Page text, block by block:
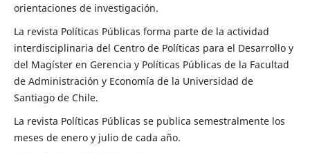
orientaciones de investigación.
La revista Políticas Públicas forma parte de la actividad
interdisciplinaria del Centro de Políticas para el Desarrollo y
del Magíster en Gerencia y Políticas Públicas de la Facultad
de Administración y Economía de la Universidad de
Santiago de Chile.
La revista Políticas Públicas se publica semestralmente los
meses de enero y julio de cada año.